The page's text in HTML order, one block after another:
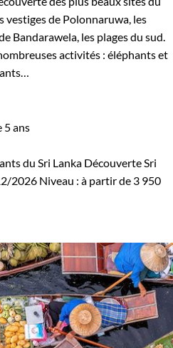
vestiges de Polonnaruwa, les
Bandarawela, les plages du sud.
activités : éléphants et
5 ans
du Sri Lanka Découverte Sri
2026 Niveau : à partir de 3 950